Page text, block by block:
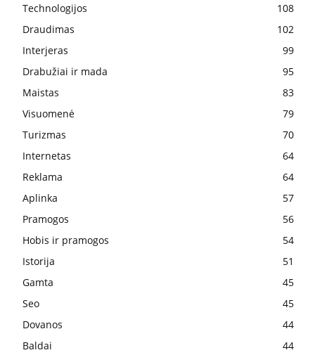
Technologijos
108
Draudimas
102
Interjeras
99
Drabužiai ir mada
95
Maistas
83
Visuomenė
79
Turizmas
70
Internetas
64
Reklama
64
Aplinka
57
Pramogos
56
Hobis ir pramogos
54
Istorija
51
Gamta
45
Seo
45
Dovanos
44
Baldai
44